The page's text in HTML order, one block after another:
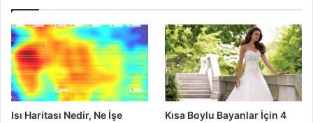
Isı Haritası Nedir, Ne İşe
Kısa Boylu Bayanlar İçin 4